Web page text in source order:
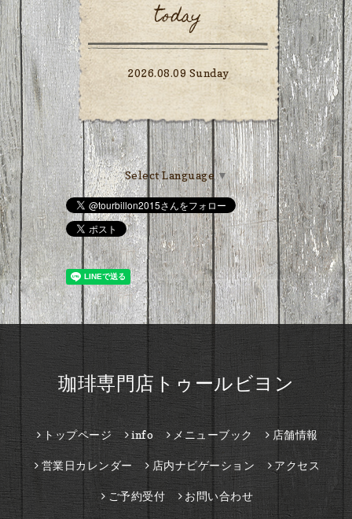
today
2026.08.09 Sunday
Select Language▼
珈琲専門店トゥールビヨン
トップページ info メニューブック 店舗情報
営業日カレンダー 店内ナビゲーション アクセス
ご予約受付 お問い合わせ